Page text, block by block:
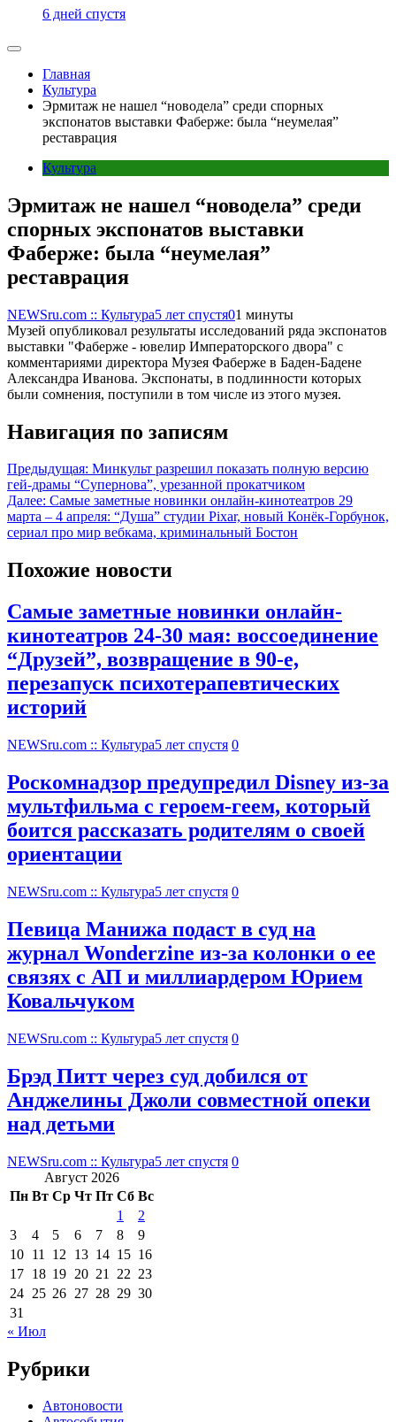
6 дней спустя
Главная
Культура
Эрмитаж не нашел “новодела” среди спорных
экспонатов выставки Фаберже: была “неумелая”
реставрация
Культура
Эрмитаж не нашел “новодела” среди
спорных экспонатов выставки
Фаберже: была “неумелая”
реставрация
NEWSru.com :: Культура5 лет спустя01 минуты
Музей опубликовал результаты исследований ряда экспонатов
выставки "Фаберже - ювелир Императорского двора" с
комментариями директора Музея Фаберже в Баден-Бадене
Александра Иванова. Экспонаты, в подлинности которых
были сомнения, поступили в том числе из этого музея.
Навигация по записям
Предыдущая: Минкульт разрешил показать полную версию
гей-драмы “Супернова”, урезанной прокатчиком
Далее: Самые заметные новинки онлайн-кинотеатров 29
марта – 4 апреля: “Душа” студии Pixar, новый Конёк-Горбунок,
сериал про мир вебкама, криминальный Бостон
Похожие новости
Самые заметные новинки онлайн-
кинотеатров 24-30 мая: воссоединение
“Друзей”, возвращение в 90-е,
перезапуск психотерапевтических
историй
NEWSru.com :: Культура5 лет спустя 0
Роскомнадзор предупредил Disney из-за
мультфильма c героем-геем, который
боится рассказать родителям о своей
ориентации
NEWSru.com :: Культура5 лет спустя 0
Певица Манижа подаст в суд на
журнал Wonderzine из-за колонки о ее
связях с АП и миллиардером Юрием
Ковальчуком
NEWSru.com :: Культура5 лет спустя 0
Брэд Питт через суд добился от
Анджелины Джоли совместной опеки
над детьми
NEWSru.com :: Культура5 лет спустя 0
Август 2026
Пн Вт Ср Чт Пт Сб Вс
1
2
3
4 5 6 7 8
9
10 11 12 13 14 15 16
17 18 19 20 21 22 23
24 25 26 27 28 29 30
31
« Июл
Рубрики
Автоновости